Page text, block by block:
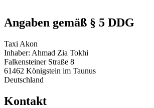
Angaben gemäß § 5 DDG
Taxi Akon
Inhaber: Ahmad Zia Tokhi
Falkensteiner Straße 8
61462 Königstein im Taunus
Deutschland
Kontakt